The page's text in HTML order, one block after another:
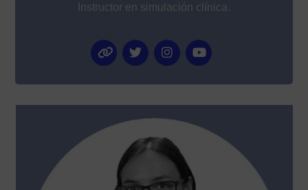
Instructor en simulación clínica.